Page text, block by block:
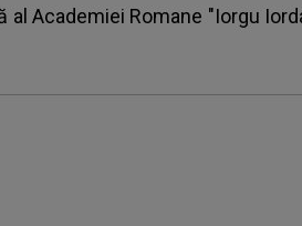
Academiei Romane "Iorgu